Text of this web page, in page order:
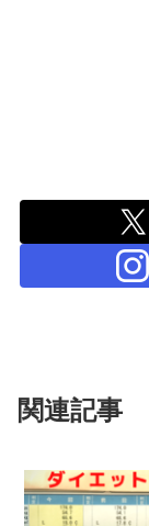
関連記事